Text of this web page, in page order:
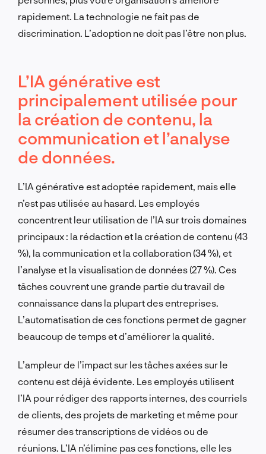
rapidement. La technologie ne fait pas de
discrimination. L’adoption ne doit pas l’être non plus.
L’IA générative est
principalement utilisée pour
la création de contenu, la
communication et l’analyse
de données.
L’IA générative est adoptée rapidement, mais elle
n’est pas utilisée au hasard. Les employés
concentrent leur utilisation de l’IA sur trois domaines
principaux : la rédaction et la création de contenu (43
%), la communication et la collaboration (34 %), et
l’analyse et la visualisation de données (27 %). Ces
tâches couvrent une grande partie du travail de
connaissance dans la plupart des entreprises.
L’automatisation de ces fonctions permet de gagner
beaucoup de temps et d’améliorer la qualité.
L’ampleur de l’impact sur les tâches axées sur le
contenu est déjà évidente. Les employés utilisent
l’IA pour rédiger des rapports internes, des courriels
de clients, des projets de marketing et même pour
résumer des transcriptions de vidéos ou de
réunions. L’IA n’élimine pas ces fonctions, elle les